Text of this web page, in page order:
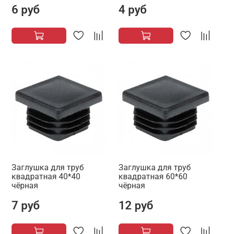
6 руб 4 руб
Заглушка для труб
квадратная 40*40
чёрная
7 руб
Заглушка для труб
квадратная 60*60
чёрная
12 руб